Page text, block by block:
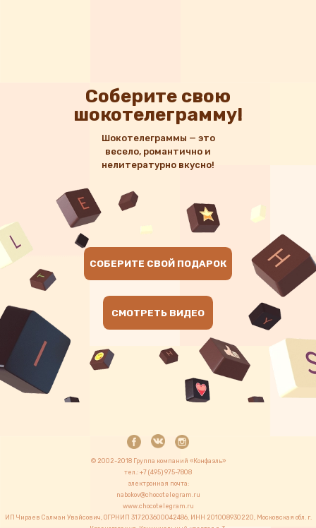
Соберите свою
шокотелеграмму!
Шокотелеграммы — это
весело, романтично и
нелитературно вкусно!
CОБЕРИТЕ СВОЙ ПОДАРОК
СМОТРЕТЬ ВИДЕО
© 2002-2018 Группа компаний «Конфаэль»
тел.: +7 (495) 975-7808
электронная почта:
nabokov@chocotelegram.ru
www.chocotelegram.ru
ИП Чираев Салман Увайсович, ОГРНИП 317203600042486, ИНН 201008930220, Московская обл. г.